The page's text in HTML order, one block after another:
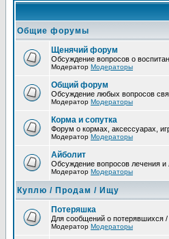
Общие форумы
Щенячий форум
Обсуждение вопросов о
Модератор Модераторы
Общий форум
Обсуждение любых вопросов
Модератор Модераторы
Корма и сопутка
Форум о кормах, аксессуарах,
Модератор Модераторы
Айболит
Обсуждение вопросов лечения и
Модератор Модераторы
Куплю / Продам / Ищу
Потеряшка
Для сообщений о потерявшихся
Модератор Модераторы